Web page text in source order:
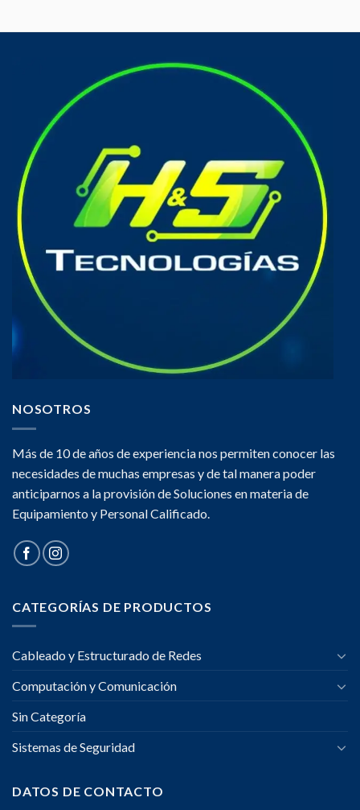
NOSOTROS
Más de 10 de años de experiencia nos permiten conocer las
necesidades de muchas empresas y de tal manera poder
anticiparnos a la provisión de Soluciones en materia de
Equipamiento y Personal Calificado.
CATEGORÍAS DE PRODUCTOS
Cableado y Estructurado de Redes
Computación y Comunicación
Sin Categoría
Sistemas de Seguridad
DATOS DE CONTACTO